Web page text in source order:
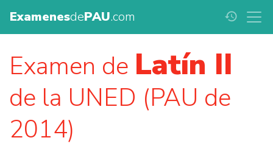
ExamenesdePAU.com history
Examen de Latín II
de la UNED (PAU de
2014)